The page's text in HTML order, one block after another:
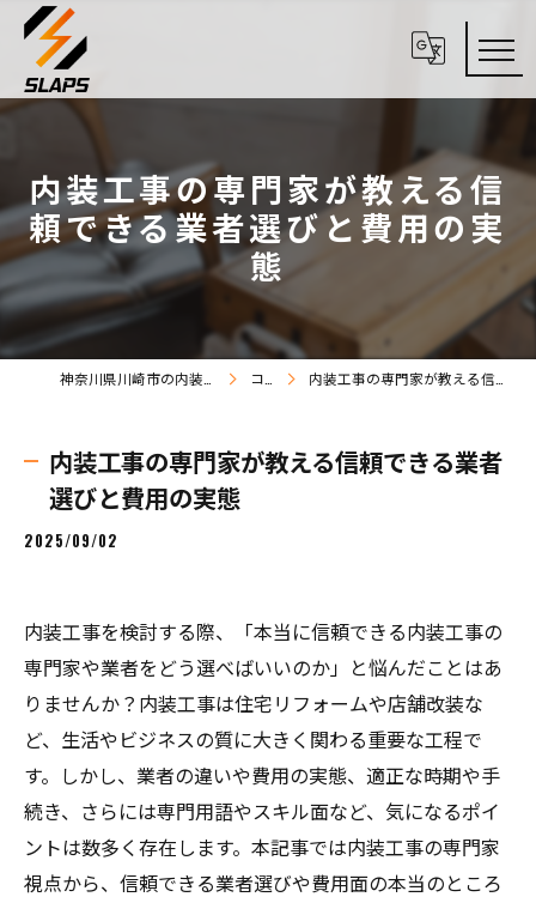
内装工事の専門家が教える信
頼できる業者選びと費用の実
態
コラム 内装工事の専門家が教える信頼できる業者選びと費用の実態
内装工事の専門家が教える信頼できる業者
選びと費用の実態
2025/09/02
内装工事を検討する際、「本当に信頼できる内装工事の
専門家や業者をどう選べばいいのか」と悩んだことはあ
りませんか？内装工事は住宅リフォームや店舗改装な
ど、生活やビジネスの質に大きく関わる重要な工程で
す。しかし、業者の違いや費用の実態、適正な時期や手
続き、さらには専門用語やスキル面など、気になるポイ
ントは数多く存在します。本記事では内装工事の専門家
視点から、信頼できる業者選びや費用面の本当のところ